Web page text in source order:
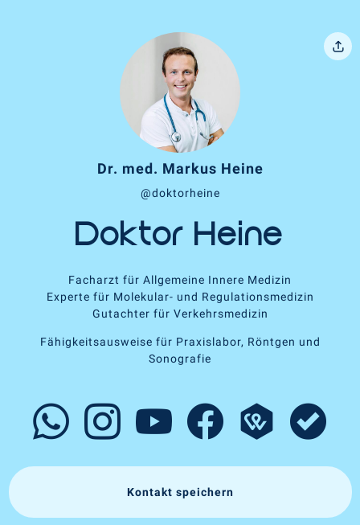
Dr. med. Markus Heine
@doktorheine
Doktor Heine
Facharzt für Allgemeine Innere Medizin
Experte für Molekular- und Regulationsmedizin
Gutachter für Verkehrsmedizin
Fähigkeitsausweise für Praxislabor, Röntgen und
Sonografie
Kontakt speichern